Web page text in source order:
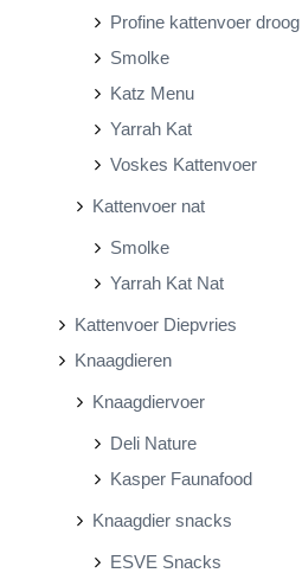
Profine kattenvoer droog
Smolke
Katz Menu
Yarrah Kat
Voskes Kattenvoer
Kattenvoer nat
Smolke
Yarrah Kat Nat
Kattenvoer Diepvries
Knaagdieren
Knaagdiervoer
Deli Nature
Kasper Faunafood
Knaagdier snacks
ESVE Snacks